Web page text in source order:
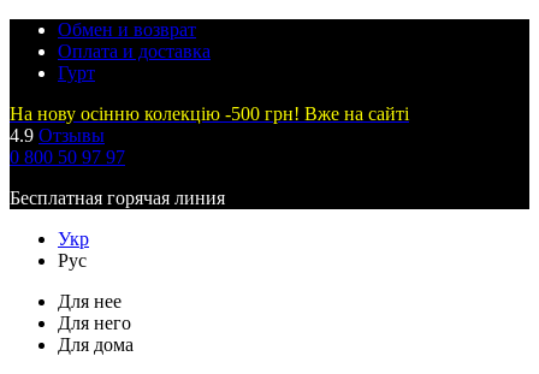
Обмен и возврат
Оплата и доставка
Гурт
На нову осінню колекцію -500 грн! Вже на сайті
4.9 Отзывы
0 800 50 97 97
Бесплатная горячая линия
Укр
Рус
Для нее
Для него
Для дома